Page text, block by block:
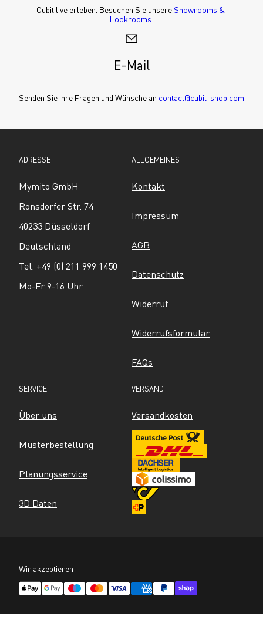
Cubit live erleben. Besuchen Sie unsere Showrooms &
Lookrooms
E-Mail
Senden Sie Ihre Fragen und Wünsche an contact@cubit-shop.com
ADRESSE
Mymito GmbH
Ronsdorfer Str. 74
40233 Düsseldorf
Deutschland
Tel. +49 (0) 211 999 1450
Mo-Fr 9-16 Uhr
ALLGEMEINES
Kontakt
Impressum
AGB
Datenschutz
Widerruf
Widerrufsformular
FAQs
SERVICE
Über uns
Musterbestellung
Planungsservice
3D Daten
VERSAND
Versandkosten
Wir akzeptieren